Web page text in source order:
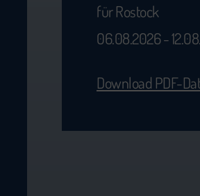
für Rostock
06.08.2026 -
Download PDF-